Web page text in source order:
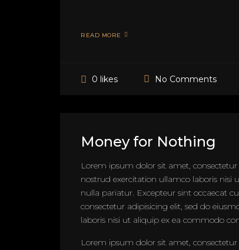
READ MORE
0 likes No Comments
Money for Nothing
Lorem ipsum dolor sit amet,
nostrud exercitation ullamco laboris nisi
nulla pariatur. Excepteur sint occaecat
consectetur adipisicing elit, sed do
laboris nisi ut aliquip ex ea commodo
Lorem ipsum dolor sit amet,